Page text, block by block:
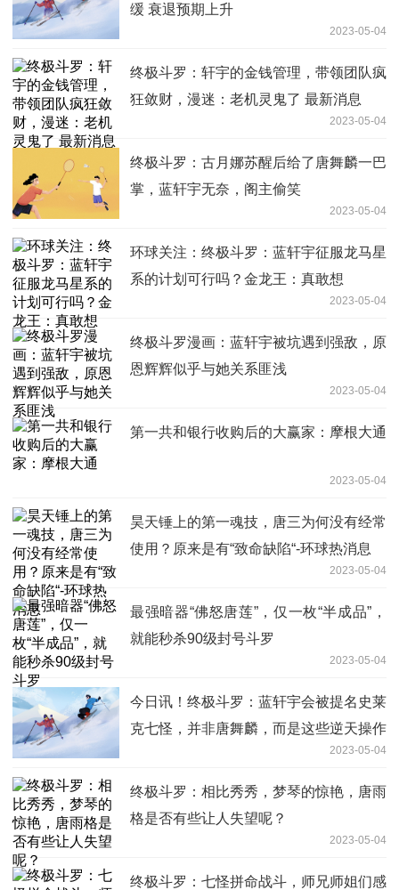
缓 衰退预期上升
2023-05-04
终极斗罗：轩宇的金钱管理，带领团队疯
狂敛财，漫迷：老机灵鬼了 最新消息
2023-05-04
终极斗罗：古月娜苏醒后给了唐舞麟一巴
掌，蓝轩宇无奈，阁主偷笑
2023-05-04
环球关注：终极斗罗：蓝轩宇征服龙马星
系的计划可行吗？金龙王：真敢想
2023-05-04
终极斗罗漫画：蓝轩宇被坑遇到强敌，原
恩辉辉似乎与她关系匪浅
2023-05-04
第一共和银行收购后的大赢家：摩根大通
2023-05-04
昊天锤上的第一魂技，唐三为何没有经常
使用？原来是有“致命缺陷“-环球热消息
2023-05-04
最强暗器“佛怒唐莲”，仅一枚“半成品”，
就能秒杀90级封号斗罗
2023-05-04
今日讯！终极斗罗：蓝轩宇会被提名史莱
克七怪，并非唐舞麟，而是这些逆天操作
2023-05-04
终极斗罗：相比秀秀，梦琴的惊艳，唐雨
格是否有些让人失望呢？
2023-05-04
终极斗罗：七怪拼命战斗，师兄师姐们感